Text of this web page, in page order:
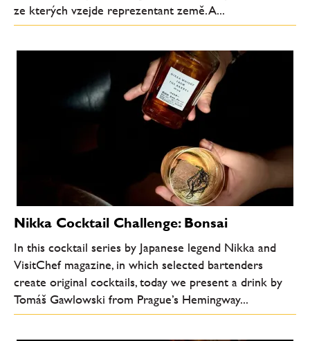
ze kterých vzejde reprezentant země. A...
Nikka Cocktail Challenge: Bonsai
In this cocktail series by Japanese legend Nikka and
VisitChef magazine, in which selected bartenders
create original cocktails, today we present a drink by
Tomáš Gawlowski from Prague’s Hemingway...